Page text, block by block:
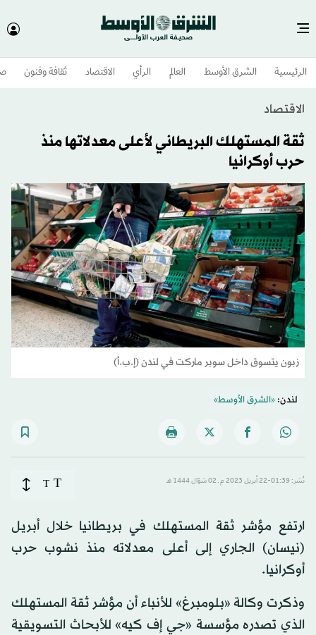
الرئيسية الشرق الأوسط​ العالم الرأي الاقتصاد ثقافة وفنون
الاقتصاد
ثقة المستهلك البريطاني لأعلى معدلاتها منذ
حرب أوكرانيا
زبون يتسوق داخل سوبر ماركت في لندن (إ.ب.أ)
لندن:«الشرق الأوسط»
نُشر: 01:39-22 أبريل 2023 م ـ 02 شوّال 1444 هـ T
T
ارتفع مؤشر ثقة المستهلك في بريطانيا خلال أبريل
(نيسان) الجاري إلى أعلى معدلاته منذ نشوب حرب
أوكرانيا.
وذكرت وكالة «بلومبرغ» للأنباء أن مؤشر ثقة المستهلك
الذي تصدره مؤسسة «جي إف كيه» للأبحاث التسويقية